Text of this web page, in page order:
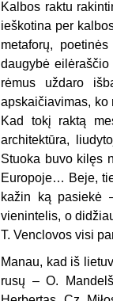
Kalbos raktu
ieškotina per
metaforų,
daugybė
rėmus uždaro
apskaičiavimas, ko
Kad to­kį raktą
architektūra,
Stuoka buvo kilęs
Europoje… Beje,
kažin ką pasiekė
vienintelis, o
T. Venclovos visi
Manau, kad iš
rusų – O.